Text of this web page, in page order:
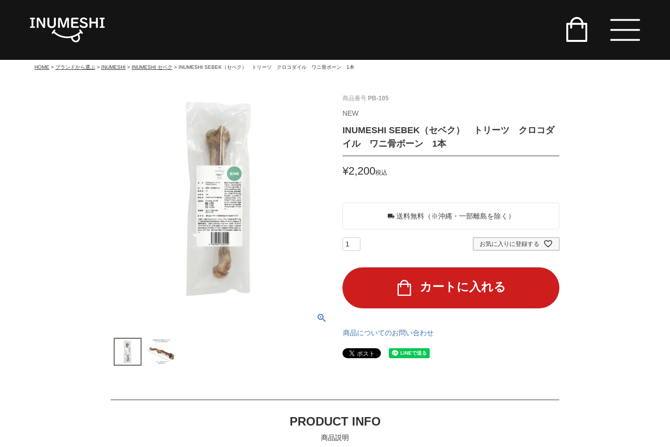
HOME ブランドから選ぶ INUMESHI INUMESHI セベク INUMESHI SEBEK（セベク） トリーツ クロコダイル ワニ骨ボーン 1本
商品番号 PB-105
NEW
INUMESHI SEBEK（セベク） トリーツ クロコダ
イル ワニ骨ボーン 1本
¥2,200税込
送料無料（※沖縄・一部離島を除く）
お気に入りに登録する
カートに入れる
商品についてのお問い合わせ
PRODUCT INFO
商品説明